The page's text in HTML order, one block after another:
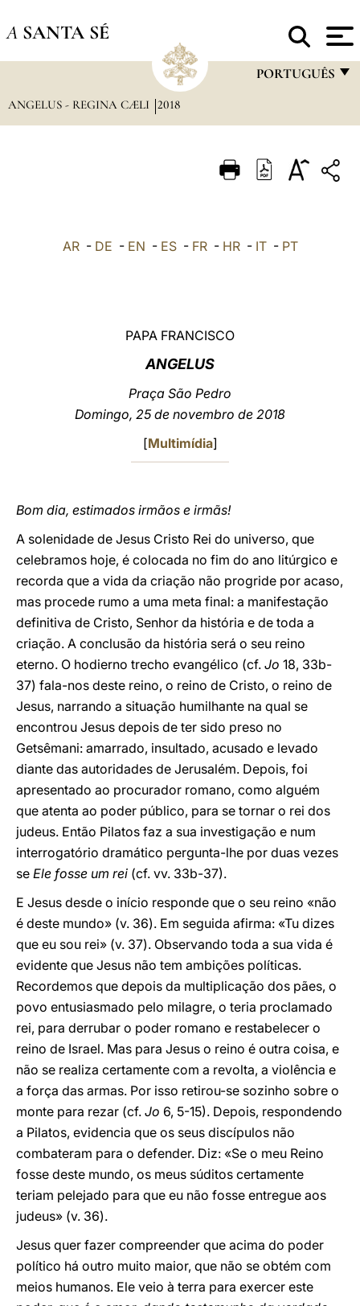
A SANTA SÉ
PORTUGUÊS
ITALIANO
ANGELUS - REGINA CÆLI 2018
AR- DE - EN - ES- FR- HR- IT- PT
PAPA FRANCISCO
ANGELUS
Praça São Pedro
Domingo, 25 de novembro de 2018
[Multimídia]
Bom dia, estimados irmãos e irmãs!
A solenidade de Jesus Cristo Rei do universo, que
celebramos hoje, é colocada no fim do ano litúrgico e
recorda que a vida da criação não progride por acaso,
mas procede rumo a uma meta final: a manifestação
definitiva de Cristo, Senhor da história e de toda a
criação. A conclusão da história será o seu reino
eterno. O hodierno trecho evangélico (cf. Jo 18, 33b-
37) fala-nos deste reino, o reino de Cristo, o reino de
Jesus, narrando a situação humilhante na qual se
encontrou Jesus depois de ter sido preso no
Getsêmani: amarrado, insultado, acusado e levado
diante das autoridades de Jerusalém. Depois, foi
apresentado ao procurador romano, como alguém
que atenta ao poder público, para se tornar o rei dos
judeus. Então Pilatos faz a sua investigação e num
interrogatório dramático pergunta-lhe por duas vezes
se Ele fosse um rei (cf. vv. 33b-37).
E Jesus desde o início responde que o seu reino «não
é deste mundo» (v. 36). Em seguida afirma: «Tu dizes
que eu sou rei» (v. 37). Observando toda a sua vida é
evidente que Jesus não tem ambições políticas.
Recordemos que depois da multiplicação dos pães, o
povo entusiasmado pelo milagre, o teria proclamado
rei, para derrubar o poder romano e restabelecer o
reino de Israel. Mas para Jesus o reino é outra coisa, e
não se realiza certamente com a revolta, a violência e
a força das armas. Por isso retirou-se sozinho sobre o
monte para rezar (cf. Jo 6, 5-15). Depois, respondendo
a Pilatos, evidencia que os seus discípulos não
combateram para o defender. Diz: «Se o meu Reino
fosse deste mundo, os meus súditos certamente
teriam pelejado para que eu não fosse entregue aos
judeus» (v. 36).
Jesus quer fazer compreender que acima do poder
político há outro muito maior, que não se obtém com
meios humanos. Ele veio à terra para exercer este